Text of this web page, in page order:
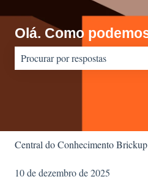
Olá. Como
Central do Conhecimento Brickup
10 de dezembro de 2025